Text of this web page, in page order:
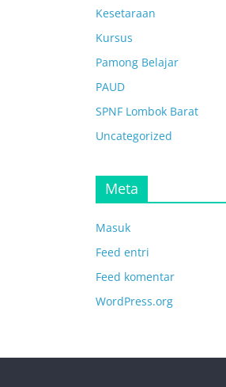
Kesetaraan
Kursus
Pamong Belajar
PAUD
SPNF Lombok Barat
Uncategorized
Meta
Masuk
Feed entri
Feed komentar
WordPress.org